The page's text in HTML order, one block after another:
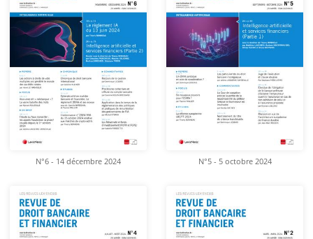
N°6 - 14 décembre 2024 N°5 - 5 octobre 2024